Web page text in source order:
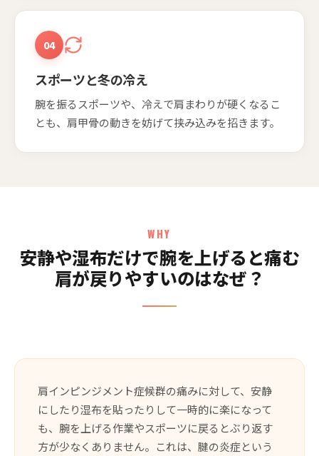
04
スポーツと冬の冷え
腕を振るスポーツや、冷えで肩まわりが硬くなるこ
とも、肩甲骨の動きを妨げて挟み込みを招きます。
WHY
安静や湿布だけで腕を上げると痛む
肩が戻りやすいのはなぜ？
肩インピンジメント症候群の痛みに対して、安静
にしたり湿布を貼ったりして一時的に楽になって
も、腕を上げる作業やスポーツに戻るとぶり返す
方が少なくありません。これは、腱の炎症という